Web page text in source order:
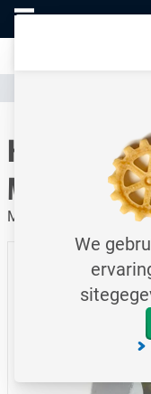
Transparante
Hydrauliek
Metrisch
Mannelijk draad /
We